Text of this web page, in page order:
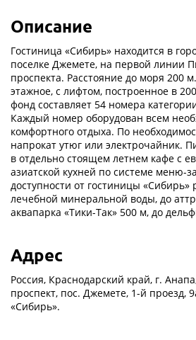
Описание
Гостиница «Сибирь» находится в
поселке Джемете, на первой линии
проспекта. Расстояние до моря 200
этажное, с лифтом, построенное в
фонд составляет 54 номера
Каждый номер оборудован всем
комфортного отдыха. По
напрокат утюг или электрочайник.
в отдельно стоящем летнем кафе с
азиатской кухней по системе меню-
доступности от гостиницы
лечебной минеральной воды, до
аквапарка «Тики-Так» 500 м, до
Адрес
Россия, Краснодарский край, г.
проспект, пос. Джемете, 1-й проезд,
«Сибирь».